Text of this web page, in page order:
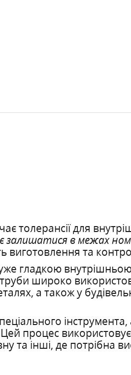
толерансії для
залишатися в межах
виготовлення та
гладкою
труби широко
а також у
інструмента,
процес
та інші, де потрібна